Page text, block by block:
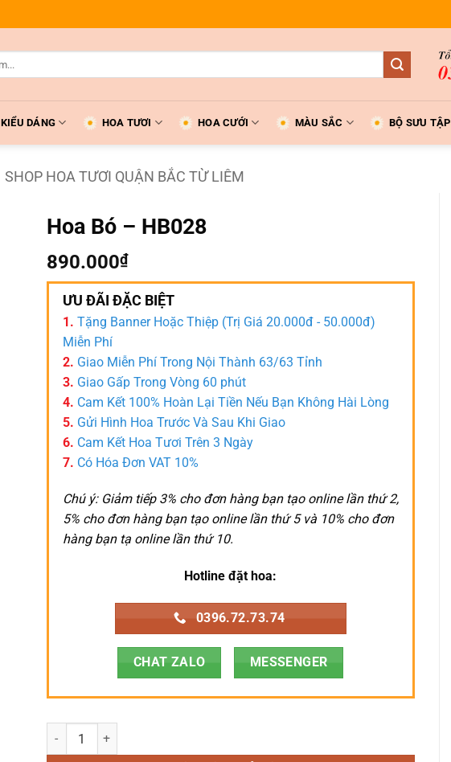
KIỂU DÁNG HOA TƯƠI HOA CƯỚI MÀU SẮC BỘ SƯU TẬP
SHOP HOA TƯƠI QUẬN BẮC TỪ LIÊM
Hoa Bó – HB028
890.000₫
ƯU ĐÃI ĐẶC BIỆT
1. Tặng Banner Hoặc Thiệp (Trị Giá 20.000đ - 50.000đ)
Miễn Phí
2. Giao Miễn Phí Trong Nội Thành 63/63 Tỉnh
3. Giao Gấp Trong Vòng 60 phút
4. Cam Kết 100% Hoàn Lại Tiền Nếu Bạn Không Hài Lòng
5. Gửi Hình Hoa Trước Và Sau Khi Giao
6. Cam Kết Hoa Tươi Trên 3 Ngày
7. Có Hóa Đơn VAT 10%
Chú ý: Giảm tiếp 3% cho đơn hàng bạn tạo online lần thứ 2,
5% cho đơn hàng bạn tạo online lần thứ 5 và 10% cho đơn
hàng bạn tạ online lần thứ 10.
Hotline đặt hoa:
0396.72.73.74
CHAT ZALO MESSENGER
Hoa Bó - HB028 số lượng